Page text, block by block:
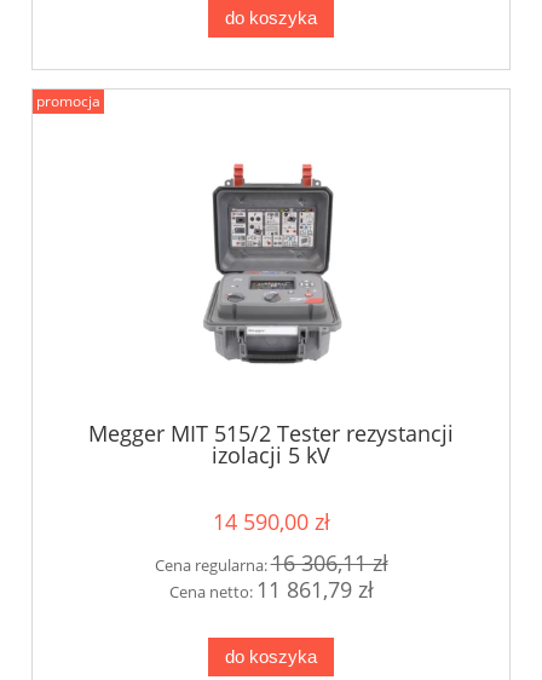
do koszyka
Megger MIT 515/2 Tester rezystancji
izolacji 5 kV
14 590,00 zł
Cena regularna:16 306,11 zł
Cena netto: 11 861,79 zł
do koszyka
promocja